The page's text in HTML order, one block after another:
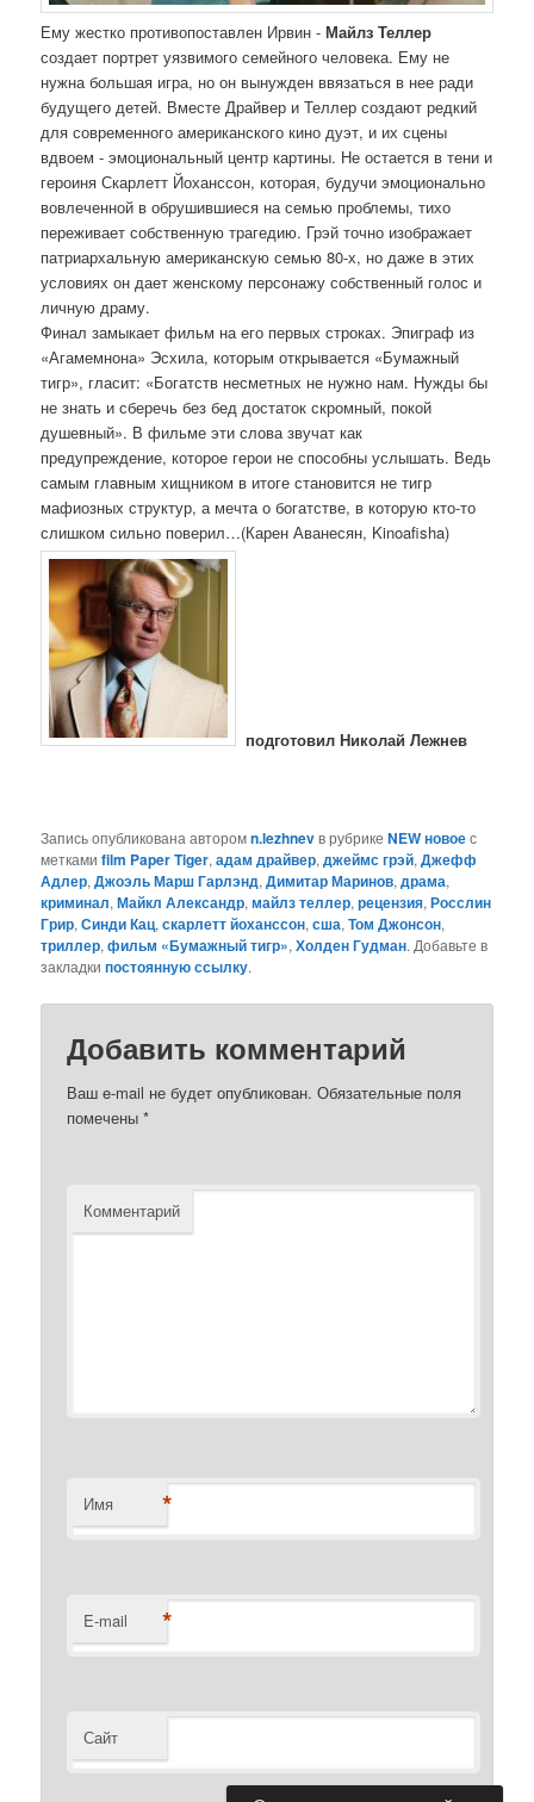
Ему жестко противопоставлен Ирвин -Майлз Теллер
создает портрет уязвимого семейного человека. Ему не
нужна большая игра, но он вынужден ввязаться в нее ради
будущего детей. Вместе Драйвер и Теллер создают редкий
для современного американского кино дуэт, и их сцены
вдвоем - эмоциональный центр картины. Не остается в тени и
героиня Скарлетт Йоханссон, которая, будучи эмоционально
вовлеченной в обрушившиеся на семью проблемы, тихо
переживает собственную трагедию. Грэй точно изображает
патриархальную американскую семью 80-х, но даже в этих
условиях он дает женскому персонажу собственный голос и
личную драму.
Финал замыкает фильм на его первых строках. Эпиграф из
«Агамемнона» Эсхила, которым открывается «Бумажный
тигр», гласит: «Богатств несметных не нужно нам. Нужды бы
не знать и сберечь без бед достаток скромный, покой
душевный». В фильме эти слова звучат как
предупреждение, которое герои не способны услышать. Ведь
самым главным хищником в итоге становится не тигр
мафиозных структур, а мечта о богатстве, в которую кто-то
слишком сильно поверил…(Карен Аванесян, Kinoafisha)
подготовил Николай Лежнев
Запись опубликована авторомn.lezhnevв рубрикеNEW новоес
меткамиfilm Paper Tiger,адам драйвер,джеймс грэй,Джефф
Адлер,Джоэль Марш Гарлэнд,Димитар Маринов,драма,
криминал,Майкл Александр,майлз теллер,рецензия,Росслин
Грир,Синди Кац,скарлетт йоханссон,сша,Том Джонсон,
триллер,фильм «Бумажный тигр»,Холден Гудман. Добавьте в
закладкипостоянную ссылку.
Добавить комментарий
Ваш e-mail не будет опубликован. Обязательные поля
помечены*
Комментарий
Имя *
E-mail *
Сайт